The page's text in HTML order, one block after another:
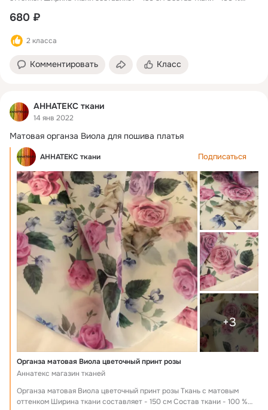
погонный метр ткани Оптовая цена действует при заказе рулона ткани
для пошива нарядных платьев.
680 ₽
2 класса
Комментировать Класс
АННАТЕКС ткани
14 янв 2022
Матовая органза Виола для пошива платья
АННАТЕКС ткани Подписаться
+3
Органза матовая Виола цветочный принт розы
Аннатекс магазин тканей
Органза матовая Виола цветочный принт розы Ткань с матовым
оттенком Ширина ткани составляет - 150 см Состав ткани - 100 %